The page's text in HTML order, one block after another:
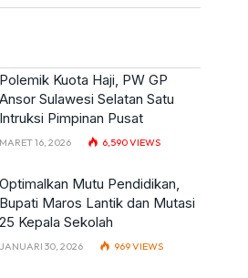
Polemik Kuota Haji, PW GP
Ansor Sulawesi Selatan Satu
Intruksi Pimpinan Pusat
MARET 16, 2026 6,590VIEWS
Optimalkan Mutu Pendidikan,
Bupati Maros Lantik dan Mutasi
25 Kepala Sekolah
JANUARI 30, 2026 969VIEWS